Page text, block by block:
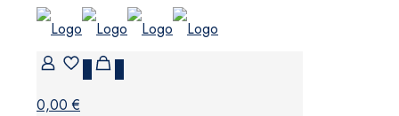
0,00 €